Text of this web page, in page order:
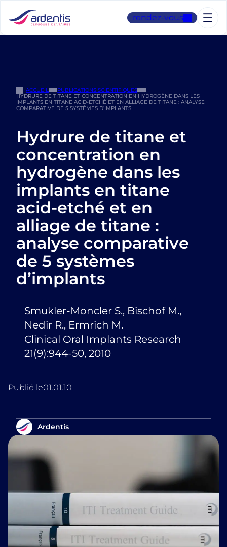
contenu
rendez-vous
ACCUEIL
PUBLICATIONS SCIENTIFIQUES
HYDRURE DE TITANE ET CONCENTRATION EN HYDROGÈNE DANS LES
IMPLANTS EN TITANE ACID-ETCHÉ ET EN ALLIAGE DE TITANE : ANALYSE
COMPARATIVE DE 5 SYSTÈMES D’IMPLANTS
Hydrure de titane et
concentration en
hydrogène dans les
implants en titane
acid-etché et en
alliage de titane :
analyse comparative
de 5 systèmes
d’implants
Smukler-Moncler S., Bischof M.,
Nedir R., Ermrich M.
Clinical Oral Implants Research
21(9):944-50, 2010
Publié le01.01.10
Ardentis